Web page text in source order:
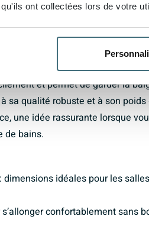
ont collectées lors de votre
matériau massif et résistant à
Ce matériau est agréablement
température de l’eau, ce qui
la surface est plane et dense,
et permet de garder la
sa qualité robuste et à son poids
une idée rassurante lorsque
de bains.
idéales pour les
confortablement sans